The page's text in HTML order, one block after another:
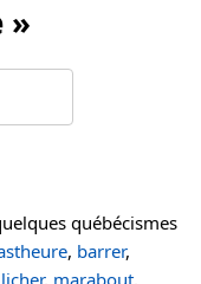
»
québécismes
, barrer,
licher, marabout,